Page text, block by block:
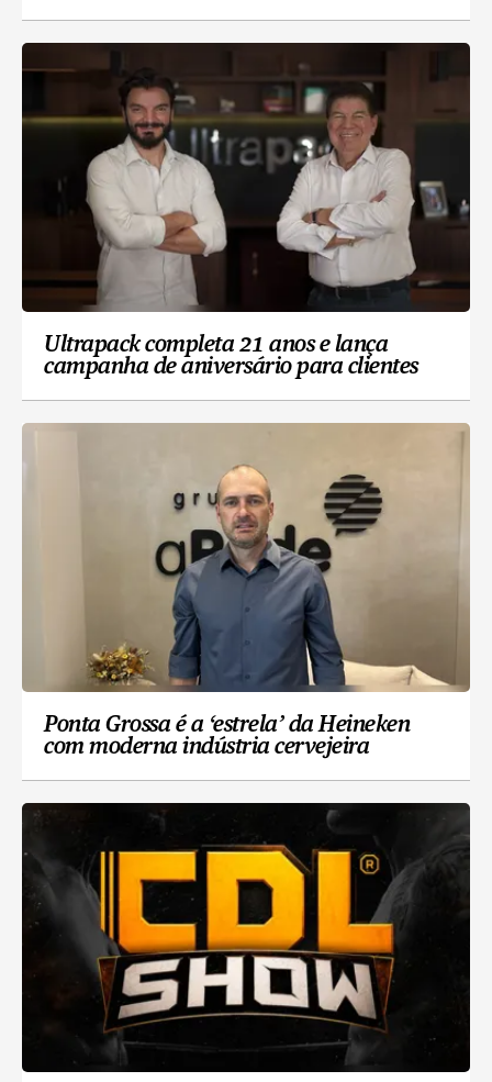
Ultrapack completa 21 anos e lança
campanha de aniversário para clientes
Ponta Grossa é a ‘estrela’ da Heineken
com moderna indústria cervejeira